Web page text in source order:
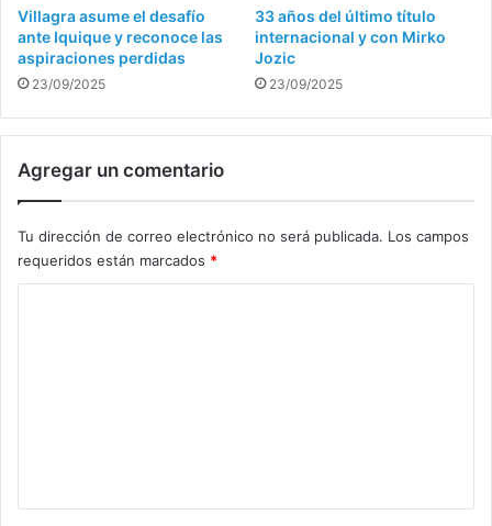
Villagra asume el desafío
ante Iquique y reconoce las
aspiraciones perdidas
23/09/2025
33 años del último título
internacional y con Mirko
Jozic
23/09/2025
Agregar un comentario
Tu dirección de correo electrónico no será publicada. Los campos
requeridos están marcados *